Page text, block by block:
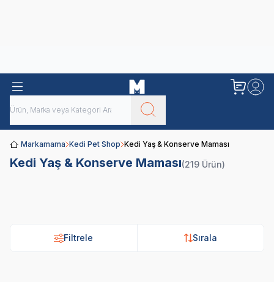
Markamama Kedi Pet Shop Kedi Yaş & Konserve Maması
Kedi Yaş & Konserve Maması(219 Ürün)
Filtrele Sırala